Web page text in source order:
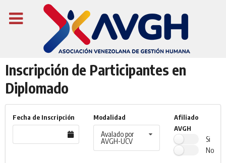
Inscripción de Participantes en
Diplomado
Fecha de Inscripción Modalidad
Avalado por
AVGH-UCV
Afiliado
AVGH
Si
No